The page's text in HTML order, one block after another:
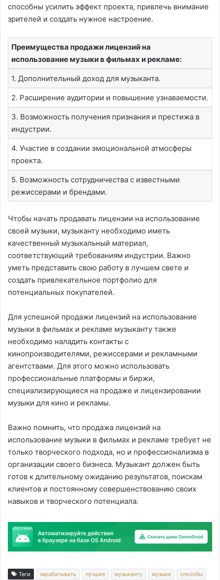
способны усилить эффект проекта, привлечь внимание
зрителей и создать нужное настроение.
Преимущества продажи лицензий на
использование музыки в фильмах и рекламе:
1. Дополнительный доход для музыканта.
2. Расширение аудитории и повышение узнаваемости.
3. Возможность получения признания и престижа в
индустрии.
4. Участие в создании эмоциональной атмосферы
проекта.
5. Возможность сотрудничества с известными
режиссерами и брендами.
Чтобы начать продавать лицензии на использование
своей музыки, музыканту необходимо иметь
качественный музыкальный материал,
соответствующий требованиям индустрии. Важно
уметь представить свою работу в лучшем свете и
создать привлекательное портфолио для
потенциальных покупателей.
Для успешной продажи лицензий на использование
музыки в фильмах и рекламе музыканту также
необходимо наладить контакты с
кинопроизводителями, режиссерами и рекламными
агентствами. Для этого можно использовать
профессиональные платформы и биржи,
специализирующиеся на продаже и лицензировании
музыки для кино и рекламы.
Важно помнить, что продажа лицензий на
использование музыки в фильмах и рекламе требует не
только творческого подхода, но и профессионализма в
организации своего бизнеса. Музыкант должен быть
готов к длительному ожиданию результатов, поискам
клиентов и постоянному совершенствованию своих
навыков и творческого потенциала.
Теги зарабатывать лучшие музыканту музыке способы